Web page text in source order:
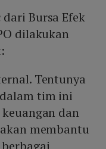
Bursa Efek
dilakukan
Tentunya
tim ini
dan
membantu